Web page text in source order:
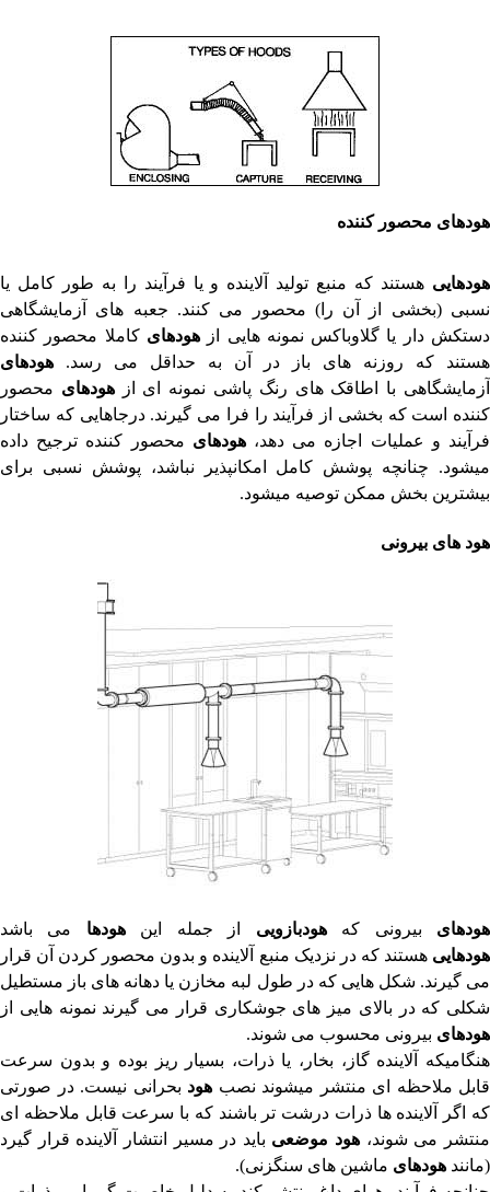
هودهای محصور کننده
هودهایی هستند که منبع تولید آلاینده و یا فرآیند را به طور کامل یا
نسبی (بخشی از آن را) محصور می کنند. جعبه های آزمایشگاهی
دستکش دار یا گلاوباکس نمونه هایی ازهودهای کاملا محصور کننده
هستند که روزنه های باز در آن به حداقل می رسد. هودهای
آزمایشگاهی با اطاقک های رنگ پاشی نمونه ای ازهودهای محصور
کننده است که بخشی از فرآیند را فرا می گیرند. درجاهایی که ساختار
فرآیند و عملیات اجازه می دهد،هودهای محصور کننده ترجیح داده
میشود. چنانچه پوشش کامل امکانپذیر نباشد، پوشش نسبی برای
بیشترین بخش ممکن توصیه میشود.
هود های بیرونی
هودهای بیرونی کههودبازویی از جمله اینهودها می باشد
هودهایی هستند که در نزدیک منبع آلاینده و بدون محصور کردن آن قرار
می گیرند. شکل هایی که در طول لبه مخازن یا دهانه های باز مستطیل
شکلی که در بالای میز های جوشکاری قرار می گیرند نمونه هایی از
هودهای بیرونی محسوب می شوند.
هنگامیکه آلاینده گاز، بخار، یا ذرات، بسیار ریز بوده و بدون سرعت
قابل ملاحظه ای منتشر میشوند نصب هود بحرانی نیست. در صورتی
که اگر آلاینده ها ذرات درشت تر باشند که با سرعت قابل ملاحظه ای
منتشر می شوند، هود موضعی باید در مسیر انتشار آلاینده قرار گیرد
(مانند هودهای ماشین های سنگزنی).